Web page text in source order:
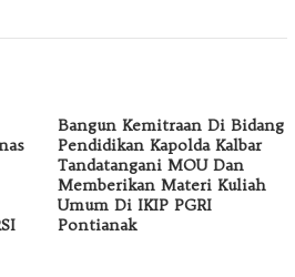
Bangun Kemitraan Di Bidang
Pendidikan Kapolda Kalbar
Tandatangani MOU Dan
Memberikan Materi Kuliah
Umum Di IKIP PGRI
Pontianak